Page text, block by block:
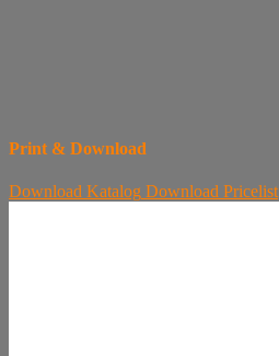
Print & Download
Download Katalog Download Pricelist